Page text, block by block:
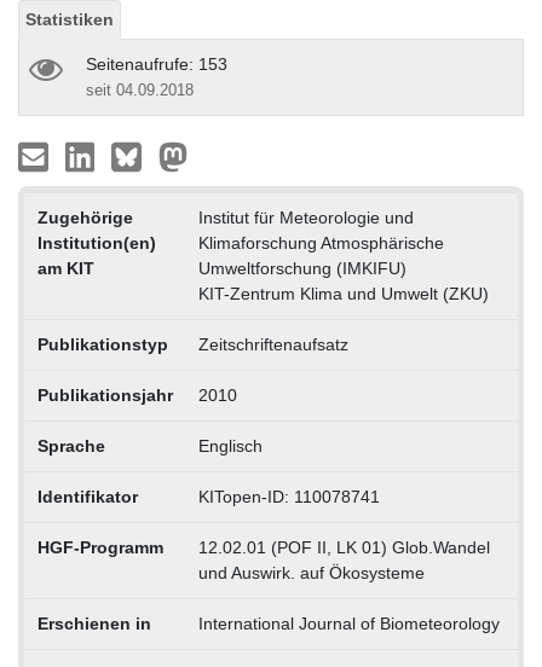
Statistiken
Seitenaufrufe: 153
seit 04.09.2018
Zugehörige
Institution(en)
am KIT
Institut für Meteorologie und
Klimaforschung Atmosphärische
Umweltforschung (IMKIFU)
KIT-Zentrum Klima und Umwelt (ZKU)
Publikationstyp Zeitschriftenaufsatz
Publikationsjahr 2010
Sprache Englisch
Identifikator KITopen-ID: 110078741
HGF-Programm
12.02.01 (POF II, LK 01) Glob.Wandel
und Auswirk. auf Ökosysteme
Erschienen in International Journal of Biometeorology